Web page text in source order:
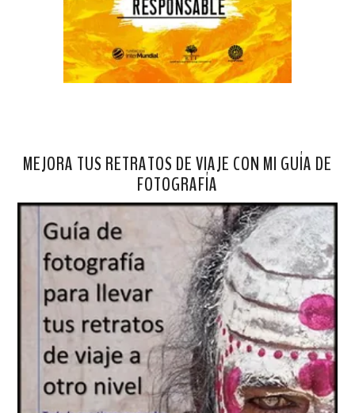
MEJORA TUS RETRATOS DE VIAJE CON MI GUÍA DE
FOTOGRAFÍA